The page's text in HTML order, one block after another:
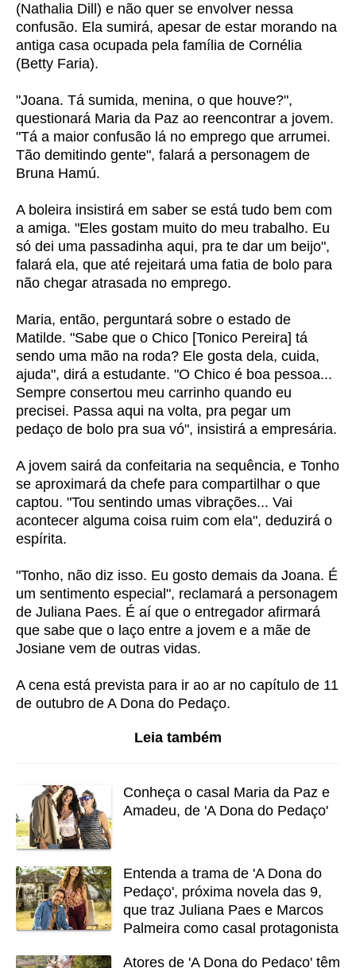
(Nathalia Dill) e não quer se envolver nessa
confusão. Ela sumirá, apesar de estar morando na
antiga casa ocupada pela família de Cornélia
(Betty Faria).
"Joana. Tá sumida, menina, o que houve?",
questionará Maria da Paz ao reencontrar a jovem.
"Tá a maior confusão lá no emprego que arrumei.
Tão demitindo gente", falará a personagem de
Bruna Hamú.
A boleira insistirá em saber se está tudo bem com
a amiga. "Eles gostam muito do meu trabalho. Eu
só dei uma passadinha aqui, pra te dar um beijo",
falará ela, que até rejeitará uma fatia de bolo para
não chegar atrasada no emprego.
Maria, então, perguntará sobre o estado de
Matilde. "Sabe que o Chico [Tonico Pereira] tá
sendo uma mão na roda? Ele gosta dela, cuida,
ajuda", dirá a estudante. "O Chico é boa pessoa...
Sempre consertou meu carrinho quando eu
precisei. Passa aqui na volta, pra pegar um
pedaço de bolo pra sua vó", insistirá a empresária.
A jovem sairá da confeitaria na sequência, e Tonho
se aproximará da chefe para compartilhar o que
captou. "Tou sentindo umas vibrações... Vai
acontecer alguma coisa ruim com ela", deduzirá o
espírita.
"Tonho, não diz isso. Eu gosto demais da Joana. É
um sentimento especial", reclamará a personagem
de Juliana Paes. É aí que o entregador afirmará
que sabe que o laço entre a jovem e a mãe de
Josiane vem de outras vidas.
A cena está prevista para ir ao ar no capítulo de 11
de outubro de A Dona do Pedaço.
Leia também
Conheça o casal Maria da Paz e
Amadeu, de 'A Dona do Pedaço'
Entenda a trama de 'A Dona do
Pedaço', próxima novela das 9,
que traz Juliana Paes e Marcos
Palmeira como casal protagonista
Atores de 'A Dona do Pedaço' têm